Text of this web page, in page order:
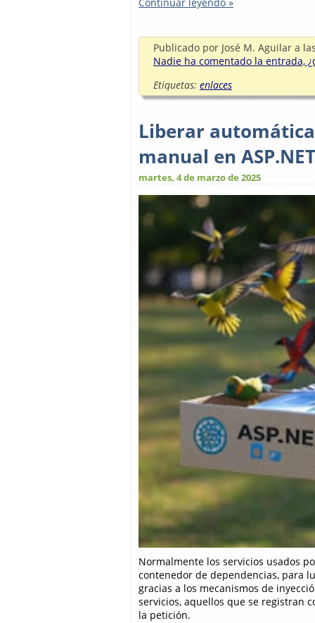
Publicado por José M. Aguilar a
Nadie ha comentado la entrada,
Etiquetas: enlaces
Liberar
manual en
martes, 4 de marzo de 2025
Normalmente los servicios usados
contenedor de dependencias, para
gracias a los mecanismos de
servicios, aquellos que se registran
la petición.